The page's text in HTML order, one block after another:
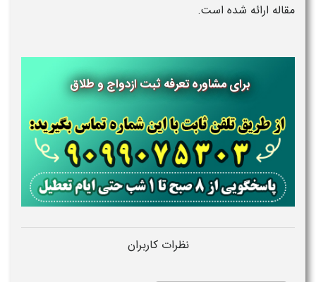
مقاله ارائه شده است.
برای مشاوره تعرفه ثبت ازدواج و طلاق
نظرات کاربران